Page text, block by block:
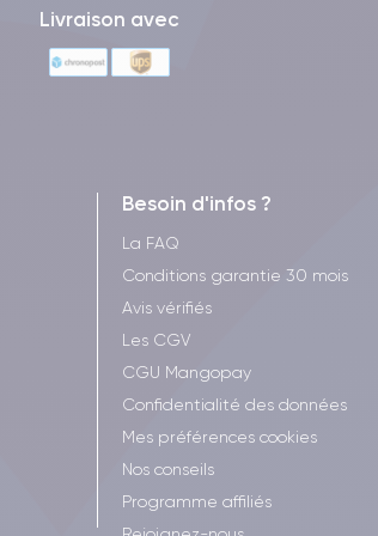
Livraison avec
Besoin d'infos ?
La FAQ
Conditions garantie 30 mois
Avis vérifiés
Les CGV
CGU Mangopay
Confidentialité des données
Mes préférences cookies
Nos conseils
Programme affiliés